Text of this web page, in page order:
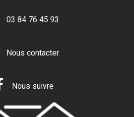
03 84 76 45 93
Nous contacter
Nous suivre